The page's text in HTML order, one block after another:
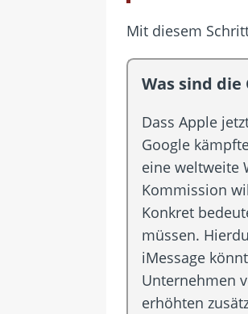
Mit diesem
Was sind
Dass Apple
Google
eine weltweite
Kommission
Konkret
müssen.
iMessage
Unternehmen
erhöhten